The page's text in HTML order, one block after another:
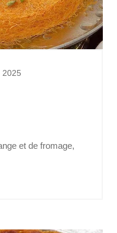
2025
et de fromage,